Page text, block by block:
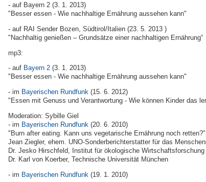
- auf Bayern 2 (3. 1. 2013)
"Besser essen - Wie nachhaltige Ernährung aussehen kann"
- auf RAI Sender Bozen, Südtirol/Italien (23. 5. 2013 )
"Nachhaltig genießen – Grundsätze einer nachhaltigen Ernährung“
mp3:
- auf Bayern 2 (3. 1. 2013)
"Besser essen - Wie nachhaltige Ernährung aussehen kann"
- im Bayerischen Rundfunk (15. 6. 2012)
"Essen mit Genuss und Verantwortung - Wie können Kinder das
Moderation: Sybille Giel
- im Bayerischen Rundfunk (20. 6. 2010)
"Burn after eating. Kann uns vegetarische Ernährung noch
Jean Ziegler, ehem. UNO-Sonderberichterstatter für das
Dr. Jesko Hirschfeld, Institut für ökologische
Dr. Karl von Koerber, Technische Universität München
- im Bayerischen Rundfunk (19. 1. 2010)